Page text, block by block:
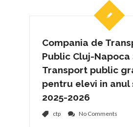
Compania de
Public Cluj-Napoca
Transport public
pentru elevi in anul
2025-2026
ctp No Comments